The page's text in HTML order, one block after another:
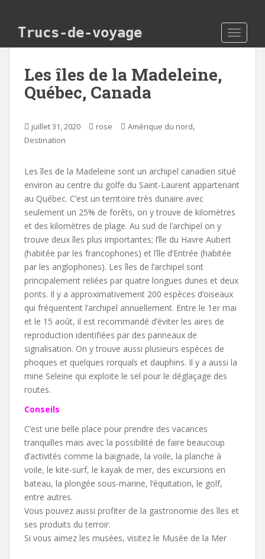
Trucs-de-voyage
Les îles de la Madeleine,
Québec, Canada
juillet 31, 2020 rose Amérique du nord,
Destination
Les îles de la Madeleine sont un archipel canadien situé
environ au centre du golfe du Saint-Laurent appartenant
au Québec. C’est un territoire très dunaire avec
seulement un 25% de forêts, on y trouve de kilomètres
et des kilomètres de plage. Au sud de l’archipel on y
trouve deux îles plus importantes; l’île du Havre Aubert
(habitée par les francophones) et l’île d’Entrée (habitée
par les anglophones). Les îles de l’archipel sont
principalement reliées par quatre longues dunes et deux
ponts. Il y a approximativement 200 espèces d’oiseaux
qui fréquentent l’archipel annuellement. Entre le 1er mai
et le 15 août, il est recommandé d’éviter les aires de
reproduction identifiées par des panneaux de
signalisation. On y trouve aussi plusieurs espèces de
phoques et quelques rorquals et dauphins. Il y a aussi la
mine Seleine qui exploite le sel pour le déglaçage des
routes.
Conseils
C’est une belle place pour prendre des vacances
tranquilles mais avec la possibilité de faire beaucoup
d’activités comme la baignade, la voile, la planche à
voile, le kite-surf, le kayak de mer, des excursions en
bateau, la plongée sous-marine, l’équitation, le golf,
entre autres.
Vous pouvez aussi profiter de la gastronomie des îles et
ses produits du terroir.
Si vous aimez les musées, visitez le Musée de la Mer